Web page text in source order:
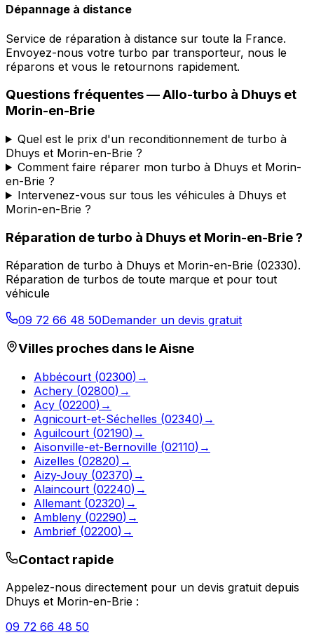
Dépannage à distance
Service de réparation à distance sur toute la France.
Envoyez-nous votre turbo par transporteur, nous le
réparons et vous le retournons rapidement.
Questions fréquentes —Allo-turbo à Dhuys et
Morin-en-Brie
Quel est le prix d'un reconditionnement de turbo à
Dhuys et Morin-en-Brie ?
Comment faire réparer mon turbo à Dhuys et Morin-
en-Brie ?
Intervenez-vous sur tous les véhicules à Dhuys et
Morin-en-Brie ?
Réparation de turbo à Dhuys et Morin-en-Brie?
Réparation de turbo à Dhuys et Morin-en-Brie (02330).
Réparation de turbos de toute marque et pour tout
véhicule
09 72 66 48 50Demander un devis gratuit
Villes proches dans leAisne
Abbécourt (02300) →
Achery (02800) →
Acy (02200) →
Agnicourt-et-Séchelles (02340) →
Aguilcourt (02190) →
Aisonville-et-Bernoville (02110) →
Aizelles (02820) →
Aizy-Jouy (02370) →
Alaincourt (02240) →
Allemant (02320) →
Ambleny (02290) →
Ambrief (02200) →
Contact rapide
Appelez-nous directement pour un devis gratuit depuis
Dhuys et Morin-en-Brie :
09 72 66 48 50